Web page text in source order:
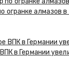
огранке алмазов
в Германии